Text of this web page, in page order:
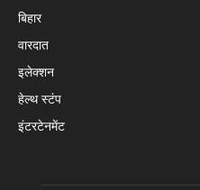
बिहार
वारदात
इलेक्शन
हेल्थ स्टंप
इंटरटेनमेंट